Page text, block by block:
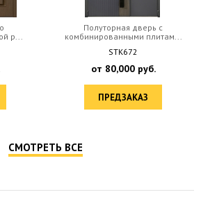
р...
Полуторная дверь с
комбинированными плитам...
STK672
от 80,000руб.
ПРЕДЗАКАЗ
СМОТРЕТЬ ВСЕ